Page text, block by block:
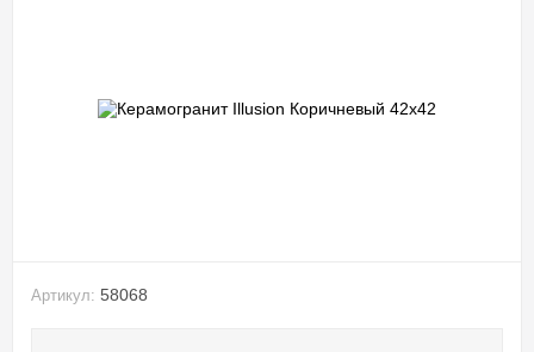
Артикул: 58068